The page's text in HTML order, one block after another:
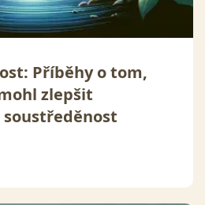
Příběhy o tom,
zlepšit